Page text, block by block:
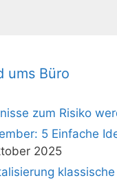
ums Büro
zum Risiko
5 Einfache
2025